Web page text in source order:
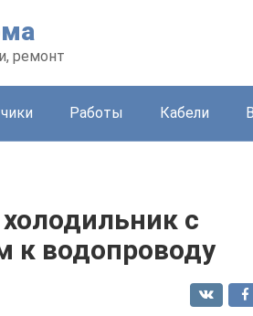
ремонт
Работы Кабели
с
к водопроводу